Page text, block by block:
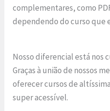
complementares, como
dependendo do curso que
Nosso diferencial está nos
Graças à união de nossos
oferecer cursos de
super acessível.